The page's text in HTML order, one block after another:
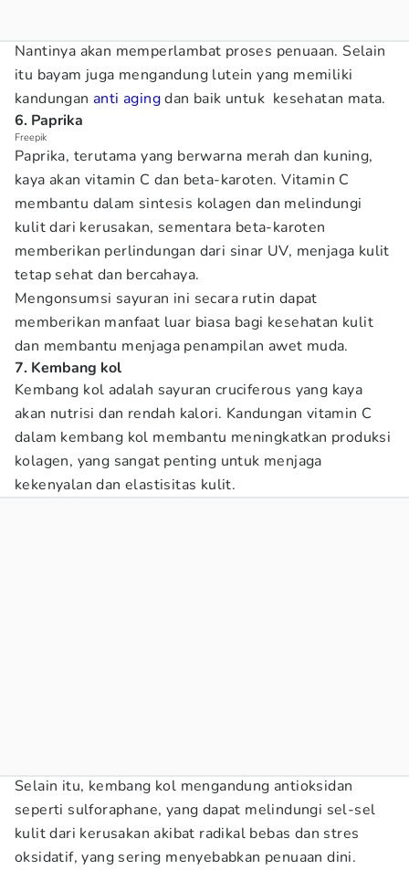
Nantinya akan memperlambat proses penuaan. Selain
itu bayam juga mengandung lutein yang memiliki
kandungananti agingdan baik untuk kesehatan mata.
6. Paprika
Freepik
Paprika, terutama yang berwarna merah dan kuning,
kaya akan vitamin C dan beta-karoten. Vitamin C
membantu dalam sintesis kolagen dan melindungi
kulit dari kerusakan, sementara beta-karoten
memberikan perlindungan dari sinar UV, menjaga kulit
tetap sehat dan bercahaya.
Mengonsumsi sayuran ini secara rutin dapat
memberikan manfaat luar biasa bagi kesehatan kulit
dan membantu menjaga penampilan awet muda.
7. Kembang kol
Kembang kol adalah sayuran cruciferous yang kaya
akan nutrisi dan rendah kalori. Kandungan vitamin C
dalam kembang kol membantu meningkatkan produksi
kolagen, yang sangat penting untuk menjaga
kekenyalan dan elastisitas kulit.
Selain itu, kembang kol mengandung antioksidan
seperti sulforaphane, yang dapat melindungi sel-sel
kulit dari kerusakan akibat radikal bebas dan stres
oksidatif, yang sering menyebabkan penuaan dini.